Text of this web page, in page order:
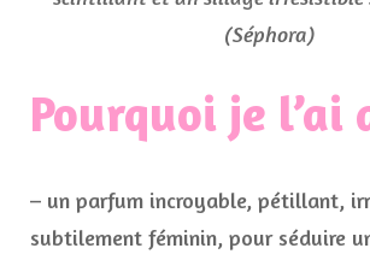
(Séphora)
Pourquoi je l’ai
– un parfum incroyable, pétillant,
subtilement féminin, pour séduire